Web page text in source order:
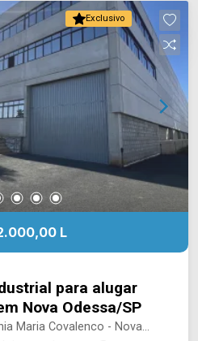
rodovia Luiz de
visita!! WhatsApp e
-
Exclusivo
L
para alugar
Nova Odessa/SP
Maria Covalenco - Nova